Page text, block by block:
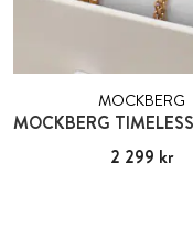
MOCKBERG
Pris :2 299 kr
2 299 kr